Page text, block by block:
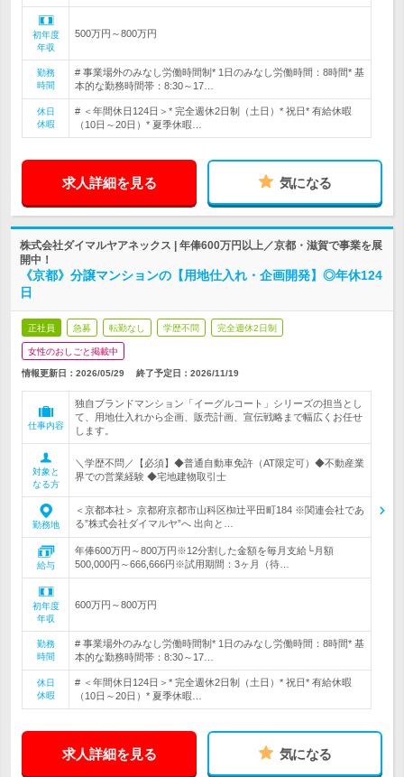
初年度
年収
500万円～800万円
勤務
時間
# 事業場外のみなし労働時間制* 1日のみなし労働時間：8時間* 基
本的な勤務時間帯：8:30～17…
休日
休暇
# ＜年間休日124日＞* 完全週休2日制（土日）* 祝日* 有給休暇
（10日～20日）* 夏季休暇…
求人詳細を見る 気になる
株式会社ダイマルヤアネックス | 年俸600万円以上／京都・滋賀で事業を展
開中！
《京都》分譲マンションの【用地仕入れ・企画開発】◎年休124
日
正社員 急募 転勤なし 学歴不問 完全週休2日制
女性のおしごと掲載中
情報更新日：2026/05/29 終了予定日： 2026/11/19
仕事内容
独自ブランドマンション「イーグルコート」シリーズの担当とし
て、用地仕入れから企画、販売計画、宣伝戦略まで幅広くお任せ
します。
対象と
なる方
＼学歴不問／【必須】◆普通自動車免許（AT限定可）◆不動産業
界での営業経験 ◆宅地建物取引士
勤務地
＜京都本社＞ 京都府京都市山科区椥辻平田町184 ※関連会社であ
る”株式会社ダイマルヤ”へ 出向と…
給与
年俸600万円～800万円※12分割した金額を毎月支給└月額
500,000円～666,666円※試用期間：3ヶ月（待…
初年度
年収
600万円～800万円
勤務
時間
# 事業場外のみなし労働時間制* 1日のみなし労働時間：8時間* 基
本的な勤務時間帯：8:30～17…
休日
休暇
# ＜年間休日124日＞* 完全週休2日制（土日）* 祝日* 有給休暇
（10日～20日）* 夏季休暇…
求人詳細を見る 気になる